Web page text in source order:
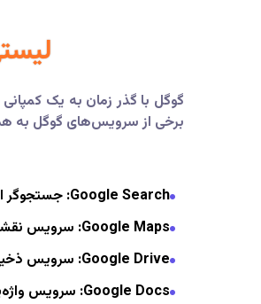
گوگل با گذر زمان به یک
برخی از سرویس‌های گوگل به
Google Search: جستجوگر
Google Maps: سرویس
Google Drive: سرویس
Google Docs: سرویس